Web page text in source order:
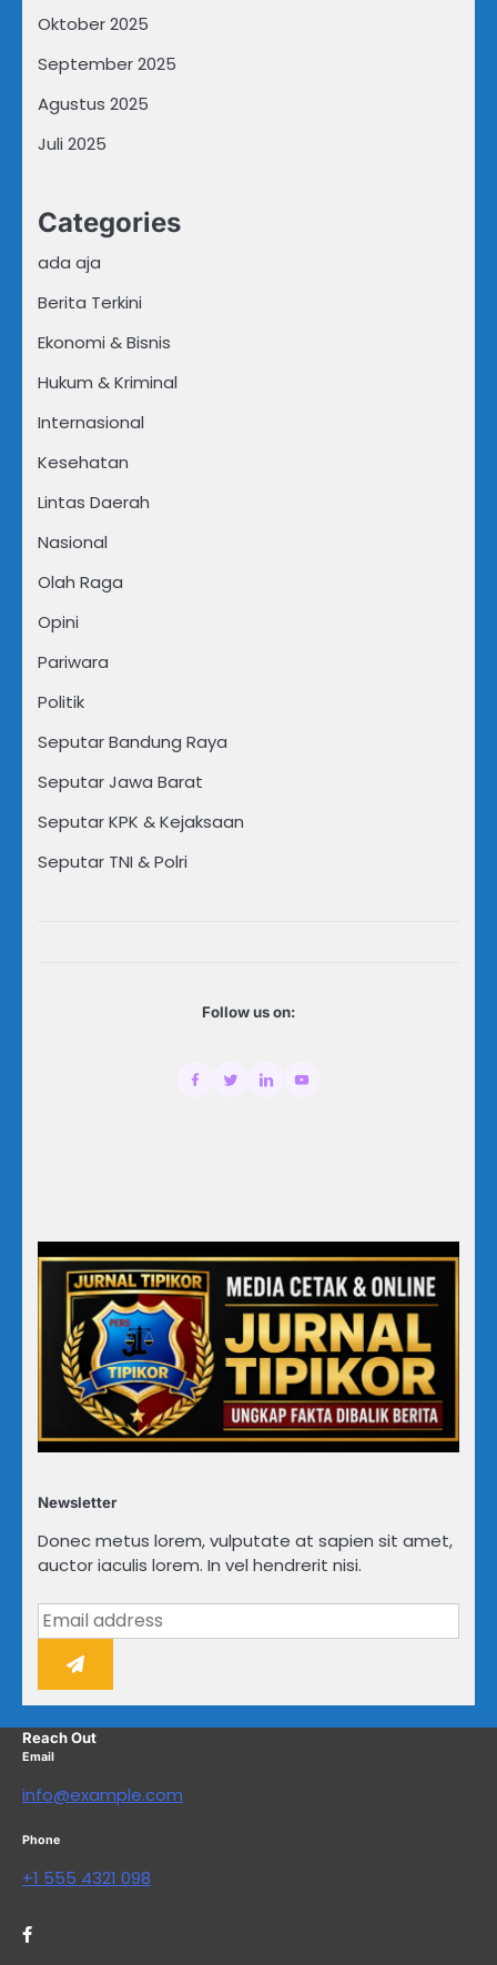
Oktober 2025
September 2025
Agustus 2025
Juli 2025
Categories
ada aja
Berita Terkini
Ekonomi & Bisnis
Hukum & Kriminal
Internasional
Kesehatan
Lintas Daerah
Nasional
Olah Raga
Opini
Pariwara
Politik
Seputar Bandung Raya
Seputar Jawa Barat
Seputar KPK & Kejaksaan
Seputar TNI & Polri
Follow us on:
Newsletter
Donec metus lorem, vulputate at sapien sit amet,
auctor iaculis lorem. In vel hendrerit nisi.
Reach Out
Email
info@example.com
Phone
+1 555 4321 098